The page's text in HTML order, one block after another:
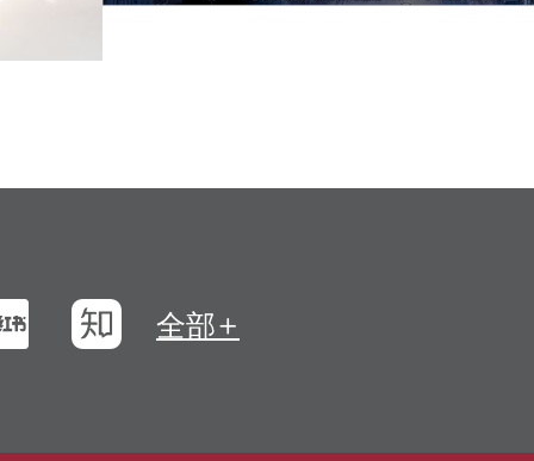
微博
小紅書
知乎
全部